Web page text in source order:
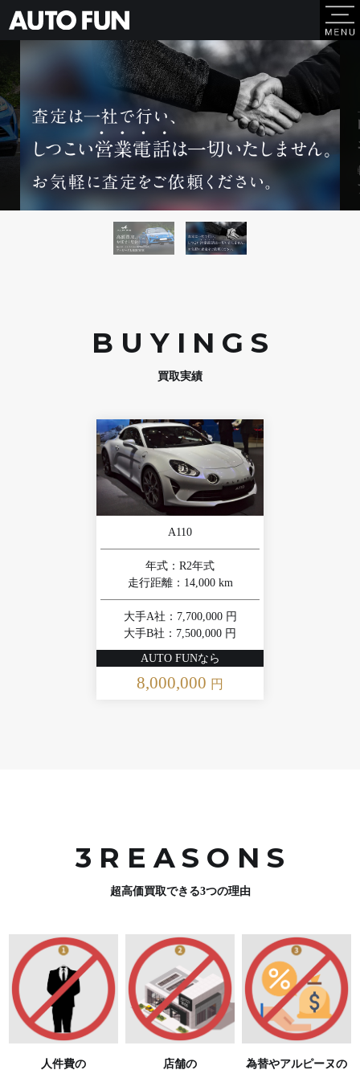
BUYING S
買取実績
A110
年式：R2年式
走行距離：14,000 km
大手A社：7,700,000 円
大手B社：7,500,000 円
AUTO FUNなら
8,000,000 円
3REASON S
超高価買取できる3つの理由
人件費の
店舗の
為替やアルピーヌの